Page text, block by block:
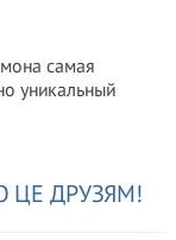
самая
уникальный
ЦЕ ДРУЗЯМ!